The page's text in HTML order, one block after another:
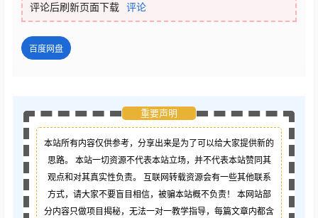
评论后刷新页面下载 评论
百度网盘
重要声明
本站所有内容仅供参考，分享出来是为了可以给大家提供新的
思路。 本站一切资源不代表本站立场，并不代表本站赞同其
观点和对其真实性负责。 互联网转载资源会有一些其他联系
方式，请大家不要盲目相信，被骗本站概不负责！ 本网站部
分内容只做项目揭秘，无法一对一教学指导，每篇文章内都含